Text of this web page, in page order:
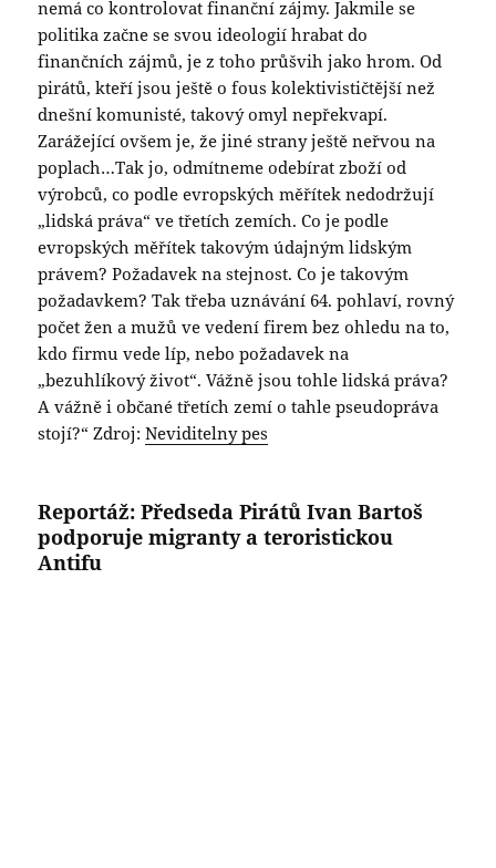
nemá co kontrolovat finanční zájmy. Jakmile se
politika začne se svou ideologií hrabat do
finančních zájmů, je z toho průšvih jako hrom. Od
pirátů, kteří jsou ještě o fous kolektivističtější než
dnešní komunisté, takový omyl nepřekvapí.
Zarážející ovšem je, že jiné strany ještě neřvou na
poplach…Tak jo, odmítneme odebírat zboží od
výrobců, co podle evropských měřítek nedodržují
„lidská práva“ ve třetích zemích. Co je podle
evropských měřítek takovým údajným lidským
právem? Požadavek na stejnost. Co je takovým
požadavkem? Tak třeba uznávání 64. pohlaví, rovný
počet žen a mužů ve vedení firem bez ohledu na to,
kdo firmu vede líp, nebo požadavek na
„bezuhlíkový život“. Vážně jsou tohle lidská práva?
A vážně i občané třetích zemí o tahle pseudopráva
stojí?“ Zdroj:Neviditelny pes
Reportáž: Předseda Pirátů Ivan Bartoš
podporuje migranty a teroristickou
Antifu